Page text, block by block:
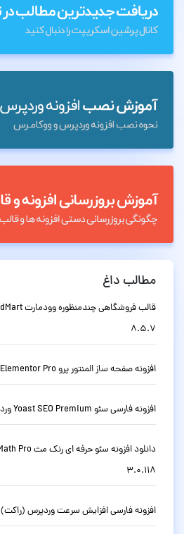
مطالب داغ
8.5.7
افزونه صفحه ساز المنتور پرو Elementor Pro وردپرس نسخه 4.2.1
افزونه فارسی سئو Yoast SEO Premium وردپرس نسخه حرفه ای 28.1
3.0.118
افزونه فارسی افزایش سرعت وردپرس (راکت) WP Rocket نسخه 3.23.1